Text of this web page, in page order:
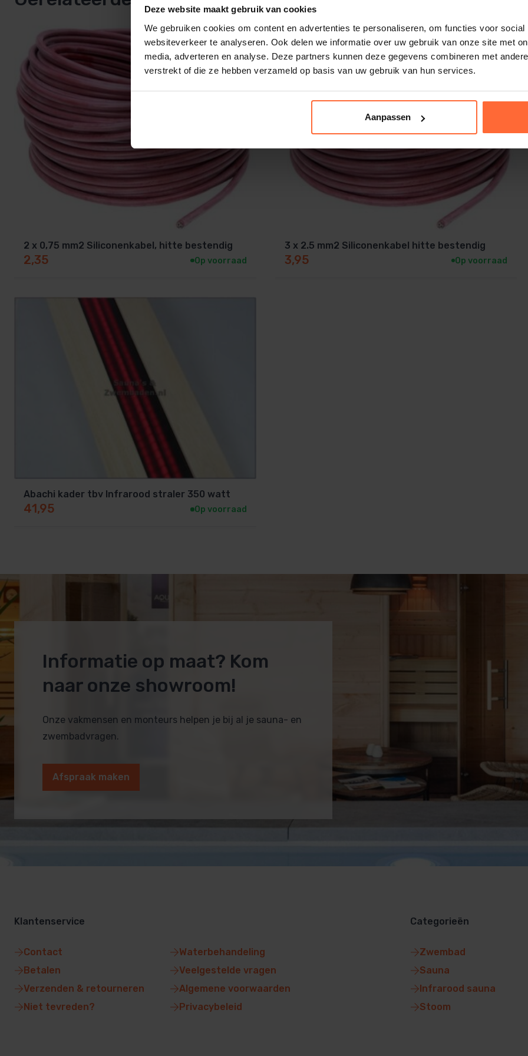
Deze website maakt gebruik van cookies
We gebruiken cookies om content en advertenties te personaliseren, om functies voor
websiteverkeer te analyseren. Ook delen we informatie over uw gebruik van onze site met
media, adverteren en analyse. Deze partners kunnen deze gegevens combineren met
verstrekt of die ze hebben verzameld op basis van uw gebruik van hun services.
Aanpassen
2 x 0,75 mm2 Siliconenkabel, hitte bestendig
2,35 Op voorraad
3 x 2.5 mm2 Siliconenkabel hitte bestendig
3,95 Op voorraad
Abachi kader tbv Infrarood straler 350 watt
41,95 Op voorraad
Informatie op maat? Kom
naar onze showroom!
Onze vakmensen en monteurs helpen je bij al je sauna- en
zwembadvragen.
Afspraak maken
Klantenservice
Contact
Betalen
Verzenden & retourneren
Niet tevreden?
Waterbehandeling
Veelgestelde vragen
Algemene voorwaarden
Privacybeleid
Categorieën
Zwembad
Sauna
Infrarood sauna
Stoom